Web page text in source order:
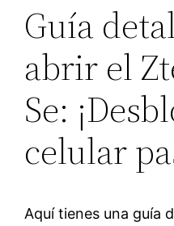
Guía
abrir el
Se:
celular
Aquí tienes una guía